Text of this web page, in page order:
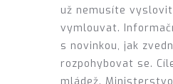
už nemusíte
vymlouvat.
s novinkou, jak
rozpohybovat se.